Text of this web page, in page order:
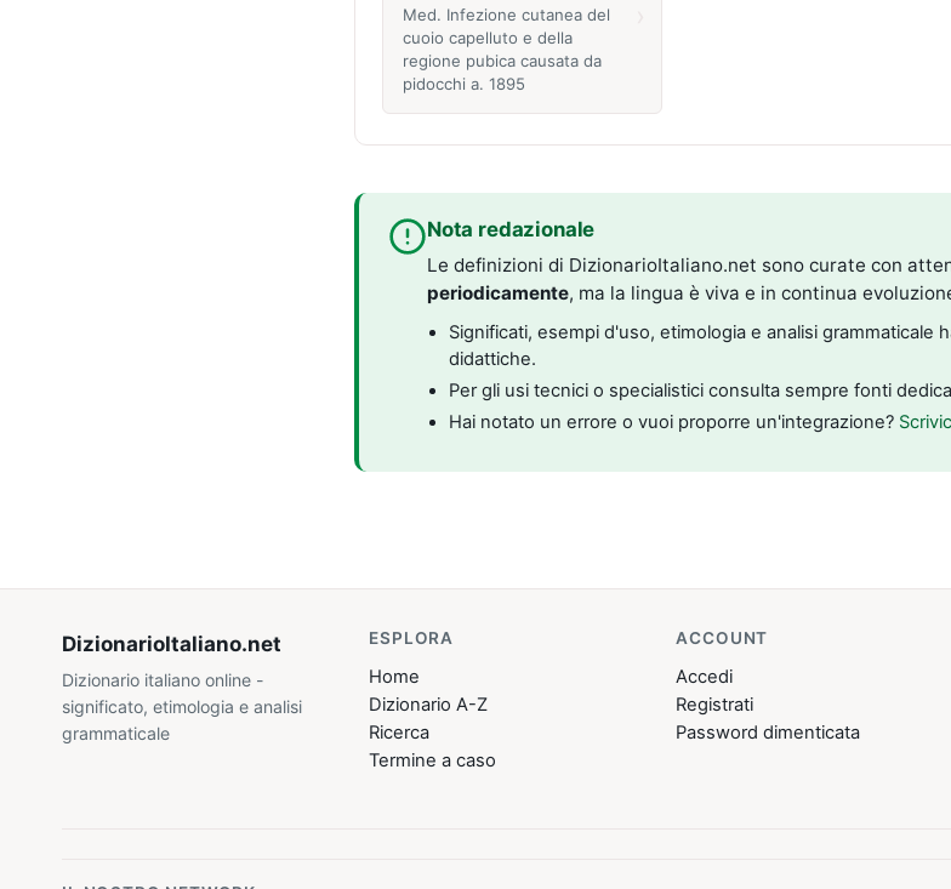
Med. Infezione cutanea del
cuoio capelluto e della
regione pubica causata da
pidocchi a. 1895
Nota redazionale
Le definizioni di DizionarioItaliano.net sono curate con
periodicamente, ma la lingua è viva e in continua
Significati, esempi d'uso, etimologia e analisi grammaticale
didattiche.
Per gli usi tecnici o specialistici consulta sempre fonti
Hai notato un errore o vuoi proporre un'integrazione?
DizionarioItaliano.net
Dizionario italiano online -
significato, etimologia e analisi
grammaticale
ESPLORA
Home
Dizionario A-Z
Ricerca
Termine a caso
ACCOUNT
Accedi
Registrati
Password dimenticata